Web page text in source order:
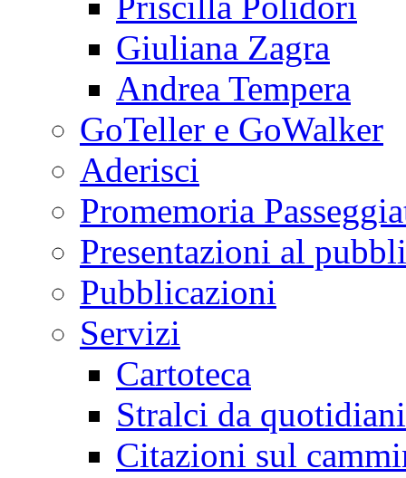
Giuliana Zagra
Andrea Tempera
GoTeller e GoWalker
Aderisci
Promemoria
Presentazioni al
Pubblicazioni
Servizi
Cartoteca
Stralci da
Citazioni sul